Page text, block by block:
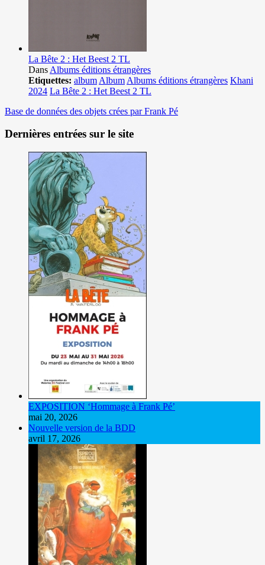
La Bête 2 : Het Beest 2 TL
Dans Albums éditions étrangères
Etiquettes: album Album Albums éditions étrangères Khani
2024 La Bête 2 : Het Beest 2 TL
Base de données des objets crées par Frank Pé
Dernières entrées sur le site
EXPOSITION ‘Hommage à Frank Pé’
mai 20, 2026
Nouvelle version de la BDD
avril 17, 2026